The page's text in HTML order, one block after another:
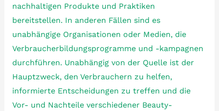
nachhaltigen Produkte und Praktiken
bereitstellen. In anderen Fällen sind es
unabhängige Organisationen oder Medien, die
Verbraucherbildungsprogramme und -kampagnen
durchführen. Unabhängig von der Quelle ist der
Hauptzweck, den Verbrauchern zu helfen,
informierte Entscheidungen zu treffen und die
Vor- und Nachteile verschiedener Beauty-